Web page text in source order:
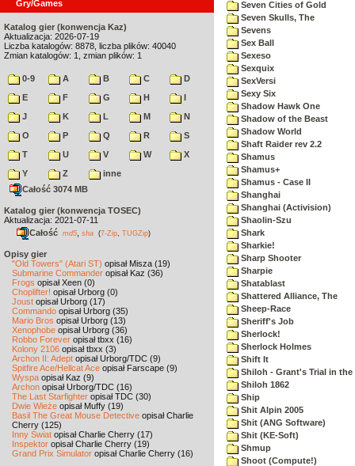
Gry/Games
Katalog gier (konwencja Kaz)
Aktualizacja: 2026-07-19
Liczba katalogów: 8878, liczba plików: 40040
Zmian katalogów: 1, zmian plików: 1
0-9 A B C
D
E
F G H
I
J
K L M
N
O
P Q R
S
T
U V W
X
Y
Z
inne
Całość 3074 MB
Katalog gier (konwencja TOSEC)
Aktualizacja: 2021-07-11
Całość md5 sha (7-Zip TUGZip)
Opisy gier
"Old Towers" (Atari ST) opisał Misza (19)
Submarine Commander opisał Kaz (36)
Frogs opisał Xeen (0)
Choplifter! opisał Urborg (0)
Joust opisał Urborg (17)
Commando opisał Urborg (35)
Mario Bros opisał Urborg (13)
Xenophobe opisał Urborg (36)
Robbo Forever opisał tbxx (16)
Kolony 2106 opisał tbxx (3)
Archon II: Adept opisał Urborg/TDC (9)
Spitfire Ace/Hellcat Ace opisał Farscape (9)
Wyspa opisał Kaz (9)
Archon opisał Urborg/TDC (16)
The Last Starfighter opisał TDC (30)
Dwie Wieże opisał Muffy (19)
Basil The Great Mouse Detective opisał Charlie
Cherry (125)
Inny Świat opisał Charlie Cherry (17)
Inspektor opisał Charlie Cherry (19)
Grand Prix Simulator opisał Charlie Cherry (16)
Seven Cities of Gold
Seven Skulls, The
Sevens
Sex Ball
Sexeso
Sexquix
SexVersi
Sexy Six
Shadow Hawk One
Shadow of the Beast
Shadow World
Shaft Raider rev 2.2
Shamus
Shamus+
Shamus - Case II
Shanghai
Shanghai (Activision)
Shaolin-Szu
Shark
Sharkie!
Sharp Shooter
Sharpie
Shatablast
Shattered Alliance, The
Sheep-Race
Sheriff's Job
Sherlock!
Sherlock Holmes
Shift It
Shiloh - Grant's Trial in the
Shiloh 1862
Ship
Shit Alpin 2005
Shit (ANG Software)
Shit (KE-Soft)
Shmup
Shoot (Compute!)